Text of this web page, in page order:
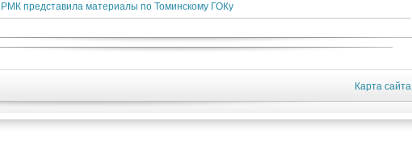
РМК представила материалы по Томинскому ГОКу
Карта сайта